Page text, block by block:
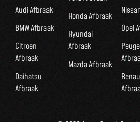
Audi Afbraak
BMW Afbraak
Citroen
Afbraak
Daihatsu
Afbraak
Honda Afbraak
Hyundai
Afbraak
Mazda Afbraak
Opel